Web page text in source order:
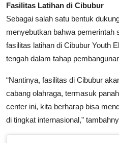
Fasilitas Latihan di Cibubur
Sebagai salah satu bentuk
menyebutkan bahwa pemerintah
fasilitas latihan di Cibubur Youth
tengah dalam tahap
“Nantinya, fasilitas di Cibubur
cabang olahraga, termasuk
center ini, kita berharap bisa
di tingkat internasional,”